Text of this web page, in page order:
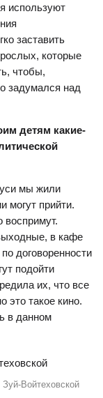
используют
заставить
которые
чтобы,
задумался над
детям какие-
мы жили
могут прийти.
воспримут.
в кафе
договоренности
подойти
их, что все
это такое кино.
в данном
Войтеховской